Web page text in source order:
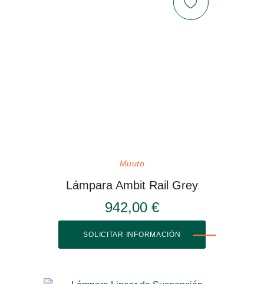
Muuto
Lámpara Ambit Rail Grey
942,00 €
SOLICITAR INFORMACIÓN